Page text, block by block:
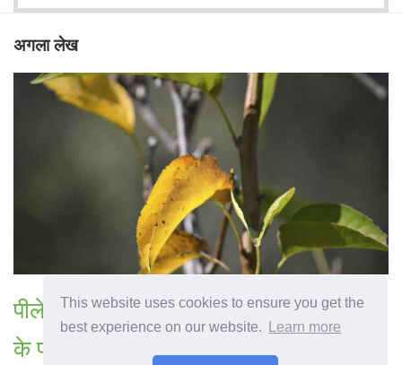
This website uses cookies to ensure you get the
best experience on our website.
Learn more
अगला लेख
पीले नाशपाती क्या करें जब एक नाशपाती के पेड़
के पास पीले पत्ते होते हैं